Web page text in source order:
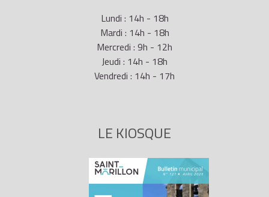
Lundi : 14h - 18h
Mardi : 14h - 18h
Mercredi : 9h - 12h
Jeudi : 14h - 18h
Vendredi : 14h - 17h
LE KIOSQUE